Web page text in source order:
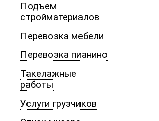
Подъем
стройматериалов
Перевозка мебели
Перевозка пианино
Такелажные
работы
Услуги грузчиков